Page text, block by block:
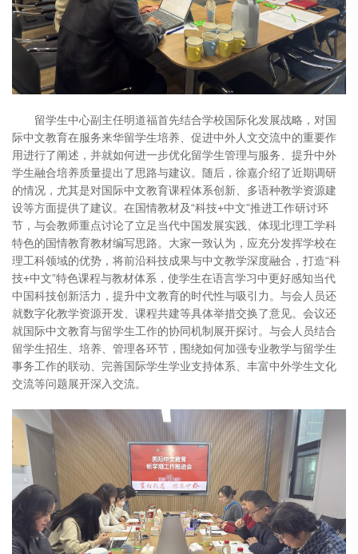
留学生中心副主任明道福首先结合学校国际化发展战略，对国
际中文教育在服务来华留学生培养、促进中外人文交流中的重要作
用进行了阐述，并就如何进一步优化留学生管理与服务、提升中外
学生融合培养质量提出了思路与建议。随后，徐嘉介绍了近期调研
的情况，尤其是对国际中文教育课程体系创新、多语种教学资源建
设等方面提供了建议。在国情教材及“科技+中文”推进工作研讨环
节，与会教师重点讨论了立足当代中国发展实践、体现北理工学科
特色的国情教育教材编写思路。大家一致认为，应充分发挥学校在
理工科领域的优势，将前沿科技成果与中文教学深度融合，打造“科
技+中文”特色课程与教材体系，使学生在语言学习中更好感知当代
中国科技创新活力，提升中文教育的时代性与吸引力。与会人员还
就数字化教学资源开发、课程共建等具体举措交换了意见。会议还
就国际中文教育与留学生工作的协同机制展开探讨。与会人员结合
留学生招生、培养、管理各环节，围绕如何加强专业教学与留学生
事务工作的联动、完善国际学生学业支持体系、丰富中外学生文化
交流等问题展开深入交流。